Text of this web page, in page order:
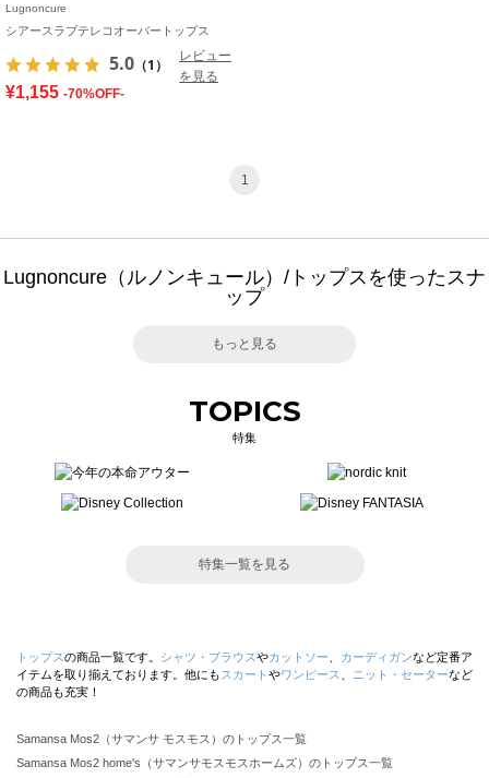
Lugnoncure
シアースラブテレコオーバートップス
5.0 （1）
レビュー
を見る
¥1,155 -70%OFF-
1
Lugnoncure（ルノンキュール）/トップスを使ったスナ
ップ
もっと見る
TOPICS
特集
特集一覧を見る
トップスの商品一覧です。 シャツ・ブラウスやカットソー カーディガンなど定番ア
イテムを取り揃えております。他にも スカート やワンピース ニット・セーターなど
の商品も充実！
Samansa Mos2（サマンサ モスモス）のトップス一覧
Samansa Mos2 home's（サマンサモスモスホームズ）のトップス一覧